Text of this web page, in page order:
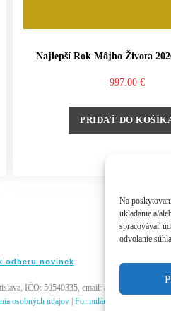
Na
ukladanie a/
spracovávať
odvolanie
Najlepší Rok Môjho Života
997.00 €
PRIDAŤ DO
odberu novinek
IČO: 50540335, email:
osobných údajov| Formulár na odstúpenie od